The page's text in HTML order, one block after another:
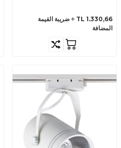
1.330,66
ضريبة القيمة
المضافة